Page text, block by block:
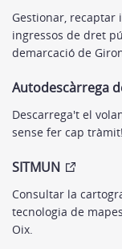
Gestionar,
ingressos de dret
demarcació de
Autodescàrrega
Descarrega't el
sense fer cap tràmit!
SITMUN
Consultar la
tecnologia de
Oix.